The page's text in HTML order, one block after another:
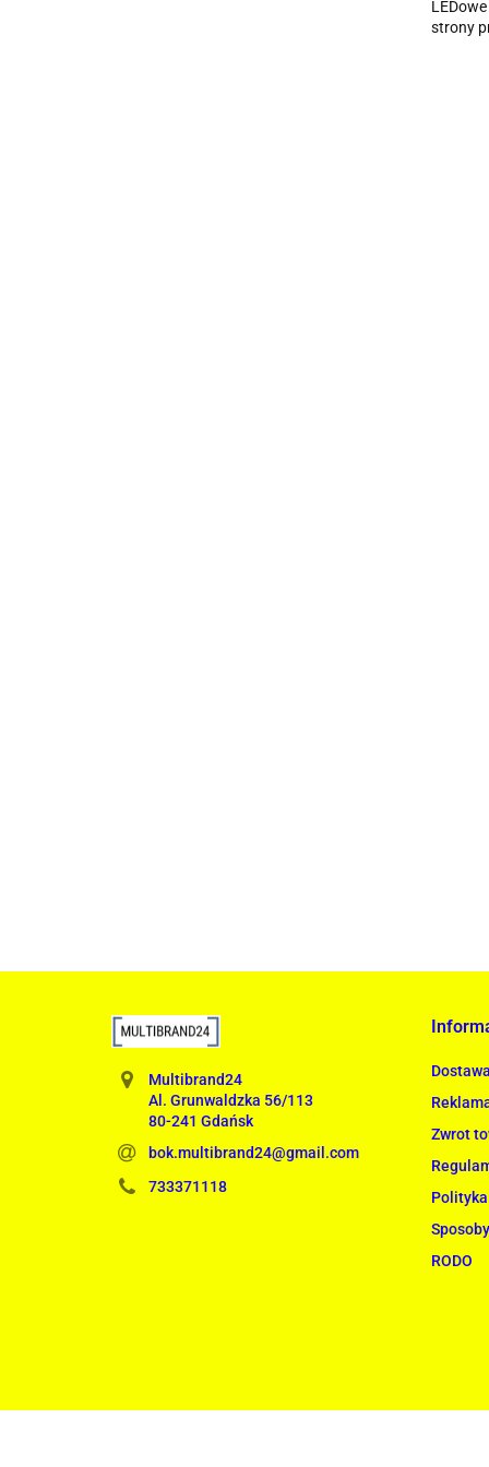
strony
Multibrand24
Al. Grunwaldzka 56/113
80-241 Gdańsk
bok.multibrand24@gmail.com
733371118
Zwrot
RODO